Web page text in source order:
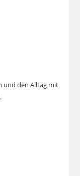
und den Alltag mit